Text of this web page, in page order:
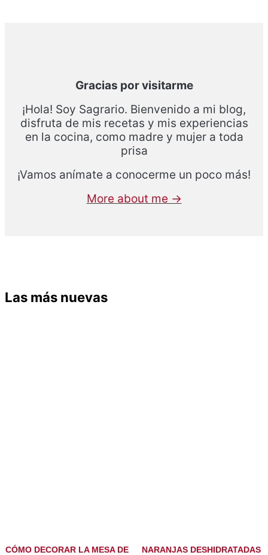
Gracias por visitarme
¡Hola! Soy Sagrario. Bienvenido a mi blog,
disfruta de mis recetas y mis experiencias
en la cocina, como madre y mujer a toda
prisa
¡Vamos anímate a conocerme un poco más!
More about me →
Las más nuevas
CÓMO DECORAR LA MESA DE NARANJAS DESHIDRATADAS